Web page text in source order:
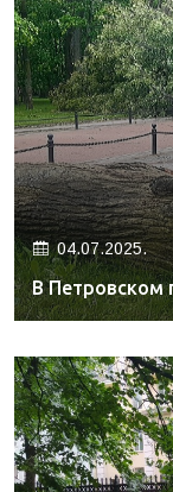
04.07.2025.
В Петровском